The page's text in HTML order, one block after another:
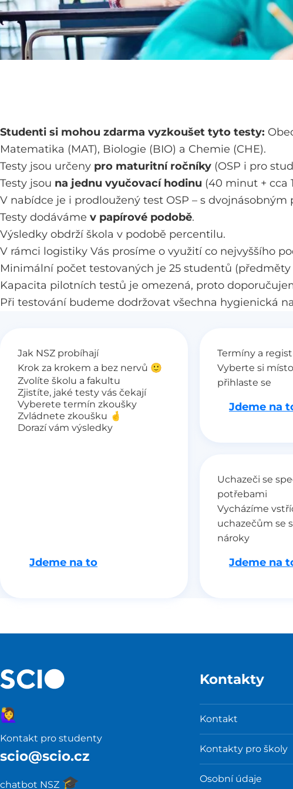
Studenti si mohou zdarma vyzkoušet tyto testy:
Matematika (MAT), Biologie (BIO) a Chemie (CHE).
Testy jsou určeny pro maturitní ročníky (OSP i pro
Testy jsou na jednu vyučovací hodinu (40 minut + cca
V nabídce je i prodloužený test OSP – s
Testy dodáváme v papírové podobě.
Výsledky obdrží škola v podobě percentilu.
V rámci logistiky Vás prosíme o využití co nejvyššího
Minimální počet testovaných je 25 studentů
Kapacita pilotních testů je omezená, proto
Při testování budeme dodržovat všechna hygienická
Jak NSZ probíhají
Krok za krokem a bez nervů 🙂
Zvolíte školu a fakultu
Zjistíte, jaké testy vás čekají
Vyberete termín zkoušky
Zvládnete zkoušku 🤞
Dorazí vám výsledky
Jdeme na to
Termíny a
Vyberte si
přihlaste se
Jdeme na
Uchazeči se
potřebami
Vycházíme
uchazečům se
nároky
Jdeme na
Kontakt pro studenty
scio@scio.cz
chatbot NSZ 🎓️
🙋‍♀️
Kontakty
Kontakt
Kontakty pro školy
Osobní údaje